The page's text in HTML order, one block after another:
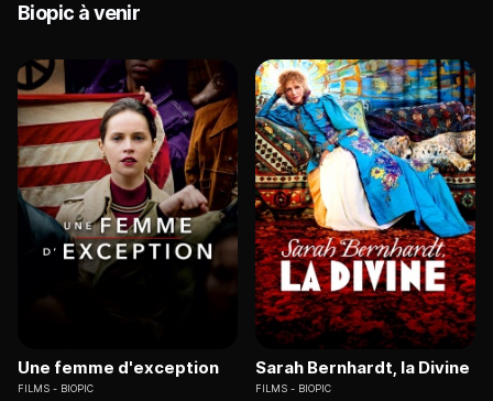
Biopic à venir
Une femme d'exception
FILMS BIOPIC
Sarah Bernhardt, la Divine
FILMS BIOPIC